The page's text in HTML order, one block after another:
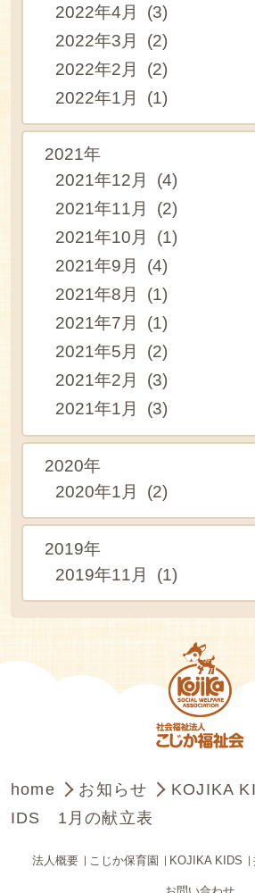
2022年4月 (3)
2022年3月 (2)
2022年2月 (2)
2022年1月 (1)
2021年
2021年12月 (4)
2021年11月 (2)
2021年10月 (1)
2021年9月 (4)
2021年8月 (1)
2021年7月 (1)
2021年5月 (2)
2021年2月 (3)
2021年1月 (3)
2020年
2020年1月 (2)
2019年
2019年11月 (1)
home お知らせ KOJIKA
IDS 1月の献立表
法人概要 こじか保育園 KOJIKA KIDS